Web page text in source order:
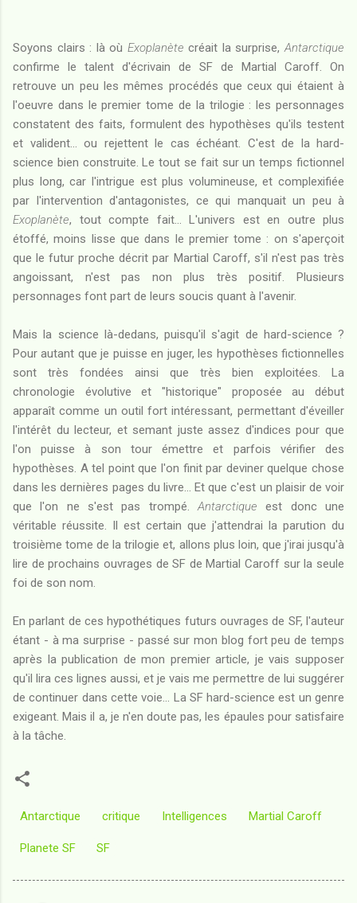
Soyons clairs : là où Exoplanète créait la surprise,Antarctique
confirme le talent d'écrivain de SF de Martial Caroff. On
retrouve un peu les mêmes procédés que ceux qui étaient à
l'oeuvre dans le premier tome de la trilogie : les personnages
constatent des faits, formulent des hypothèses qu'ils testent
et valident... ou rejettent le cas échéant. C'est de la hard-
science bien construite. Le tout se fait sur un temps fictionnel
plus long, car l'intrigue est plus volumineuse, et complexifiée
par l'intervention d'antagonistes, ce qui manquait un peu à
Exoplanète, tout compte fait... L'univers est en outre plus
étoffé, moins lisse que dans le premier tome : on s'aperçoit
que le futur proche décrit par Martial Caroff, s'il n'est pas très
angoissant, n'est pas non plus très positif. Plusieurs
personnages font part de leurs soucis quant à l'avenir.
Mais la science là-dedans, puisqu'il s'agit de hard-science ?
Pour autant que je puisse en juger, les hypothèses fictionnelles
sont très fondées ainsi que très bien exploitées. La
chronologie évolutive et "historique" proposée au début
apparaît comme un outil fort intéressant, permettant d'éveiller
l'intérêt du lecteur, et semant juste assez d'indices pour que
l'on puisse à son tour émettre et parfois vérifier des
hypothèses. A tel point que l'on finit par deviner quelque chose
dans les dernières pages du livre... Et que c'est un plaisir de voir
que l'on ne s'est pas trompé.Antarctique est donc une
véritable réussite. Il est certain que j'attendrai la parution du
troisième tome de la trilogie et, allons plus loin, que j'irai jusqu'à
lire de prochains ouvrages de SF de Martial Caroff sur la seule
foi de son nom.
En parlant de ces hypothétiques futurs ouvrages de SF, l'auteur
étant - à ma surprise - passé sur mon blog fort peu de temps
après la publication de mon premier article, je vais supposer
qu'il lira ces lignes aussi, et je vais me permettre de lui suggérer
de continuer dans cette voie... La SF hard-science est un genre
exigeant. Mais il a, je n'en doute pas, les épaules pour satisfaire
à la tâche.
Antarctique critique Intelligences Martial Caroff
Planete SF SF